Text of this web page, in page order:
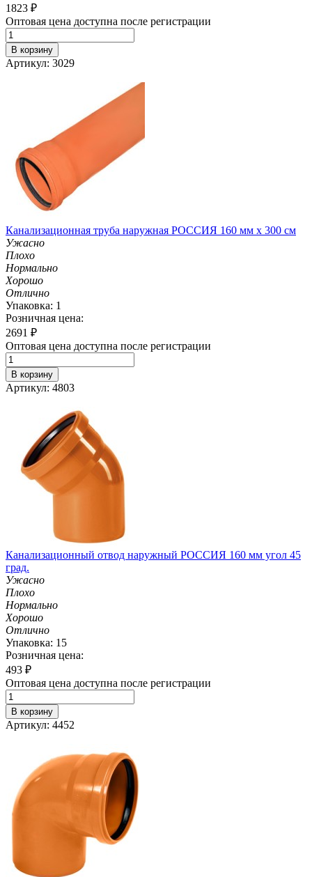
1823 ₽
Оптовая цена доступна после регистрации
В корзину
Артикул: 3029
Канализационная труба наружная РОССИЯ 160 мм х 300 см
Ужасно
Плохо
Нормально
Хорошо
Отлично
Упаковка: 1
Розничная цена:
2691 ₽
Оптовая цена доступна после регистрации
В корзину
Артикул: 4803
Канализационный отвод наружный РОССИЯ 160 мм угол 45
град.
Ужасно
Плохо
Нормально
Хорошо
Отлично
Упаковка: 15
Розничная цена:
493 ₽
Оптовая цена доступна после регистрации
В корзину
Артикул: 4452